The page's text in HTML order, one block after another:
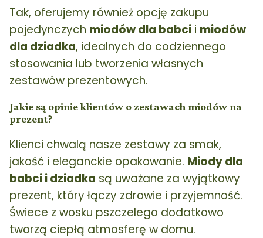
Tak, oferujemy również opcję zakupu
pojedynczych miodów dla babci i miodów
dla dziadka, idealnych do codziennego
stosowania lub tworzenia własnych
zestawów prezentowych.
Jakie są opinie klientów o zestawach miodów na
prezent?
Klienci chwalą nasze zestawy za smak,
jakość i eleganckie opakowanie. Miody dla
babci i dziadka są uważane za wyjątkowy
prezent, który łączy zdrowie i przyjemność.
Świece z wosku pszczelego dodatkowo
tworzą ciepłą atmosferę w domu.